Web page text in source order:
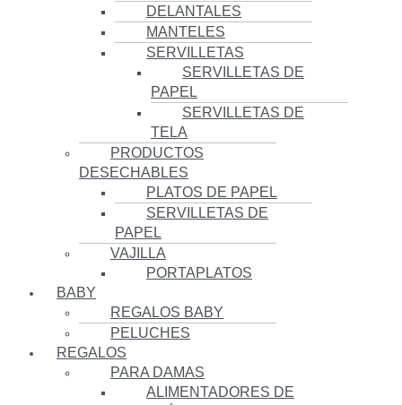
DELANTALES
MANTELES
SERVILLETAS
SERVILLETAS DE
PAPEL
SERVILLETAS DE
TELA
PRODUCTOS
DESECHABLES
PLATOS DE PAPEL
SERVILLETAS DE
PAPEL
VAJILLA
PORTAPLATOS
BABY
REGALOS BABY
PELUCHES
REGALOS
PARA DAMAS
ALIMENTADORES DE